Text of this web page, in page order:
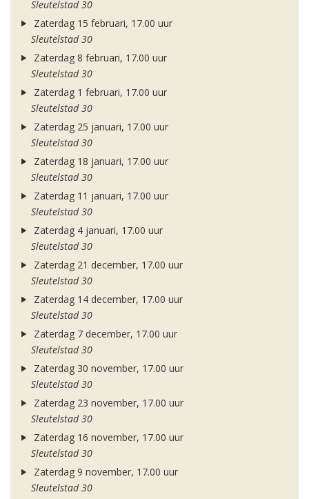
Sleutelstad 30
Zaterdag 15 februari, 17.00 uur
Sleutelstad 30
Zaterdag 8 februari, 17.00 uur
Sleutelstad 30
Zaterdag 1 februari, 17.00 uur
Sleutelstad 30
Zaterdag 25 januari, 17.00 uur
Sleutelstad 30
Zaterdag 18 januari, 17.00 uur
Sleutelstad 30
Zaterdag 11 januari, 17.00 uur
Sleutelstad 30
Zaterdag 4 januari, 17.00 uur
Sleutelstad 30
Zaterdag 21 december, 17.00 uur
Sleutelstad 30
Zaterdag 14 december, 17.00 uur
Sleutelstad 30
Zaterdag 7 december, 17.00 uur
Sleutelstad 30
Zaterdag 30 november, 17.00 uur
Sleutelstad 30
Zaterdag 23 november, 17.00 uur
Sleutelstad 30
Zaterdag 16 november, 17.00 uur
Sleutelstad 30
Zaterdag 9 november, 17.00 uur
Sleutelstad 30